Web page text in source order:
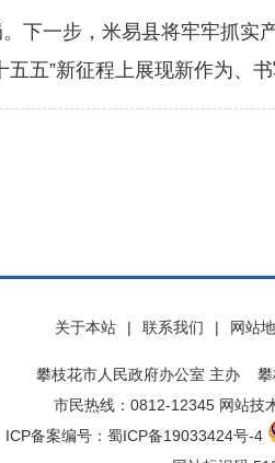
一步，米易县将牢牢抓实
五五”新征程上展现新作为、
关于本站 | 联系我们 | 网站
攀枝花市人民政府办公室 主办 攀
市民热线：0812-12345 网站技
ICP备案编号：蜀ICP备19033424号-4